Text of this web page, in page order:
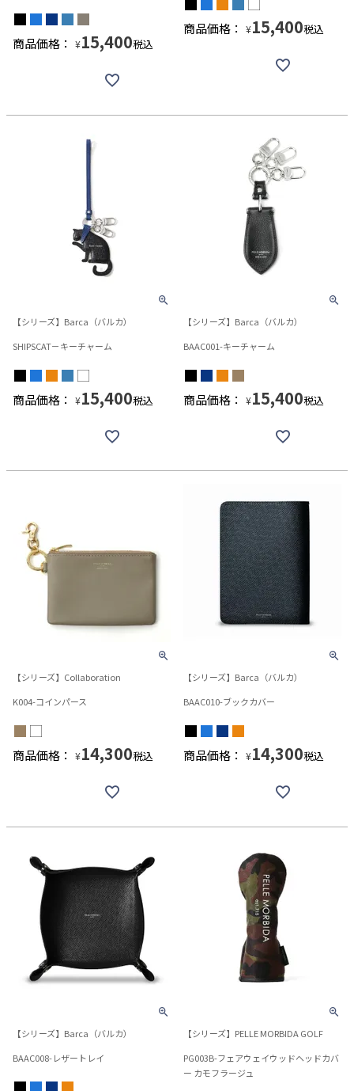
商品価格： ¥15,400税込
商品価格： ¥15,400税込
【シリーズ】Barca（バルカ）
SHIPSCAT－キーチャーム
商品価格： ¥15,400税込
【シリーズ】Barca（バルカ）
BAAC001-キーチャーム
商品価格： ¥15,400税込
【シリーズ】Collaboration
K004-コインパース
商品価格： ¥14,300税込
【シリーズ】Barca（バルカ）
BAAC010-ブックカバー
商品価格： ¥14,300税込
【シリーズ】Barca（バルカ）
BAAC008-レザートレイ
【シリーズ】PELLE MORBIDA GOLF
PG003B-フェアウェイウッドヘッドカバ
ー カモフラージュ